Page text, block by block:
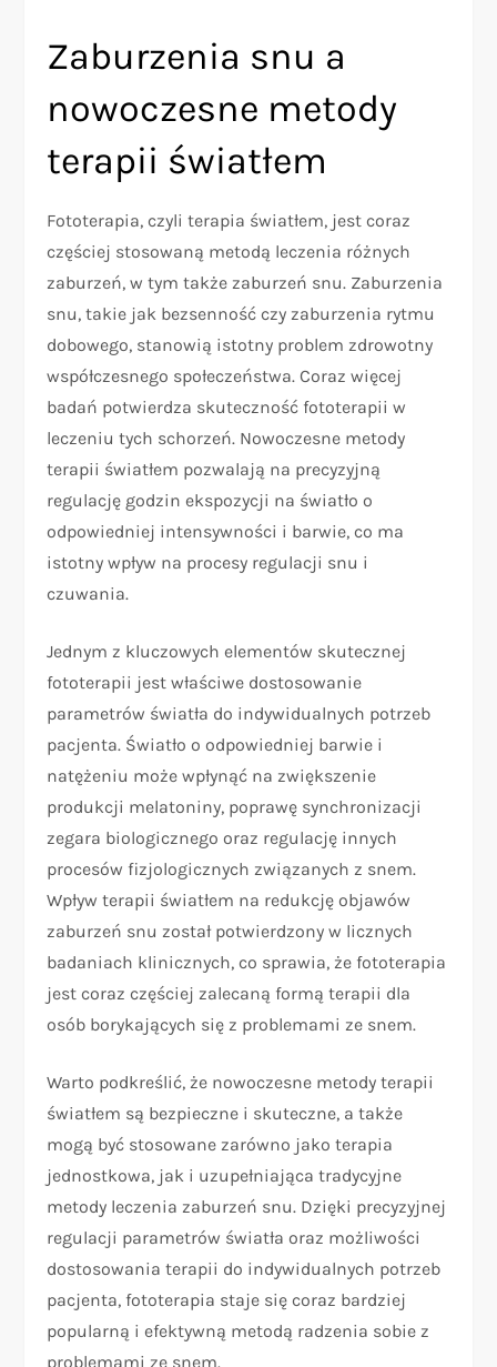
Zaburzenia snu a
nowoczesne metody
terapii światłem
Fototerapia, czyli terapia światłem, jest coraz
częściej stosowaną metodą leczenia różnych
zaburzeń, w tym także zaburzeń snu. Zaburzenia
snu, takie jak bezsenność czy zaburzenia rytmu
dobowego, stanowią istotny problem zdrowotny
współczesnego społeczeństwa. Coraz więcej
badań potwierdza skuteczność fototerapii w
leczeniu tych schorzeń. Nowoczesne metody
terapii światłem pozwalają na precyzyjną
regulację godzin ekspozycji na światło o
odpowiedniej intensywności i barwie, co ma
istotny wpływ na procesy regulacji snu i
czuwania.
Jednym z kluczowych elementów skutecznej
fototerapii jest właściwe dostosowanie
parametrów światła do indywidualnych potrzeb
pacjenta. Światło o odpowiedniej barwie i
natężeniu może wpłynąć na zwiększenie
produkcji melatoniny, poprawę synchronizacji
zegara biologicznego oraz regulację innych
procesów fizjologicznych związanych z snem.
Wpływ terapii światłem na redukcję objawów
zaburzeń snu został potwierdzony w licznych
badaniach klinicznych, co sprawia, że fototerapia
jest coraz częściej zalecaną formą terapii dla
osób borykających się z problemami ze snem.
Warto podkreślić, że nowoczesne metody terapii
światłem są bezpieczne i skuteczne, a także
mogą być stosowane zarówno jako terapia
jednostkowa, jak i uzupełniająca tradycyjne
metody leczenia zaburzeń snu. Dzięki precyzyjnej
regulacji parametrów światła oraz możliwości
dostosowania terapii do indywidualnych potrzeb
pacjenta, fototerapia staje się coraz bardziej
popularną i efektywną metodą radzenia sobie z
problemami ze snem.